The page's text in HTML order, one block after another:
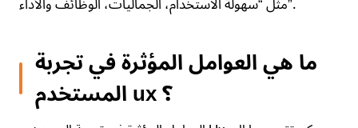
ما هي العوامل المؤثرة في تجربة
المستخدم ux ؟